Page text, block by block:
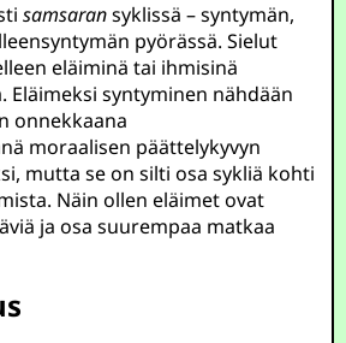
samsaransyklissä – syntymän,
pyörässä. Sielut
eläiminä tai ihmisinä
Eläimeksi syntyminen nähdään
onnekkaana
moraalisen päättelykyvyn
mutta se on silti osa sykliä kohti
Näin ollen eläimet ovat
ja osa suurempaa matkaa